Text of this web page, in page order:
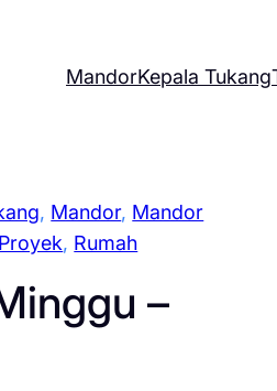
MandorKepala Tukang
, Mandor, Mandor
, Rumah
–